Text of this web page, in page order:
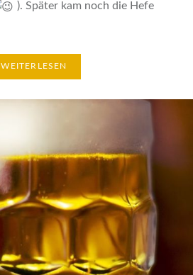
). Später kam noch die Hefe
WEITERLESEN